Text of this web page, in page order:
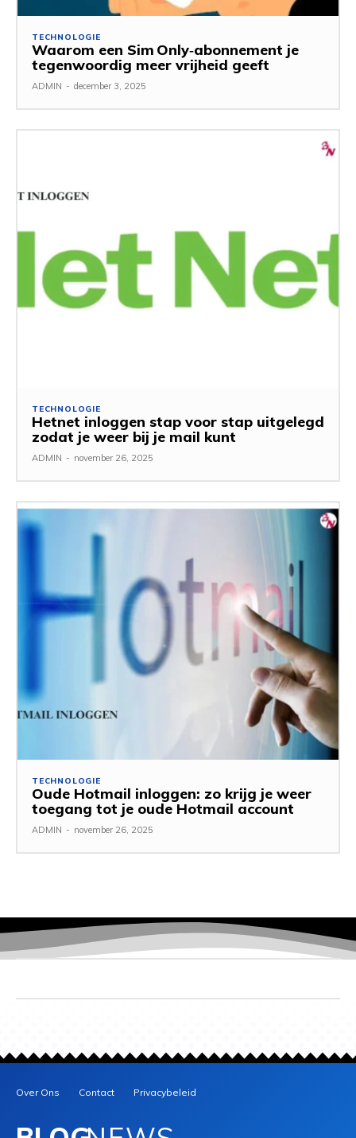
TECHNOLOGIE
Waarom een Sim Only‑abonnement je
tegenwoordig meer vrijheid geeft
ADMIN - december 3, 2025
TECHNOLOGIE
Hetnet inloggen stap voor stap uitgelegd
zodat je weer bij je mail kunt
ADMIN - november 26, 2025
TECHNOLOGIE
Oude Hotmail inloggen: zo krijg je weer
toegang tot je oude Hotmail account
ADMIN - november 26, 2025
Over Ons Contact Privacybeleid